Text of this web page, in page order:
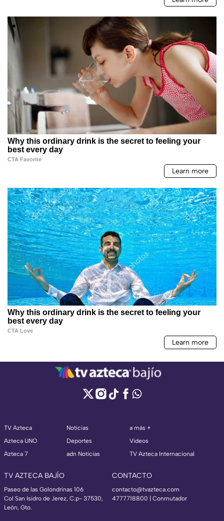
TV Azteca
Azteca UNO
Azteca 7
Noticias
Deportes
adn Noticias
a más +
Videos
TV Azteca Internacional
TV AZTECA BAJÍO
Paseo de las Golondrinas 106
Col San Isidro de Jerez, C.p- 37530,
León, Gto.
CONTACTO
contacto@tvazteca.com
4777718800 | Conmutador